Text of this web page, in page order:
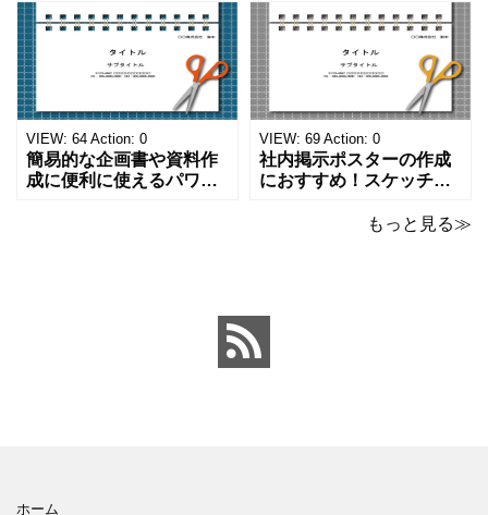
ペンのワンポイントイラ
ストが描かれています。
ご案内やお知らせなど簡
単な資料を時短で作成で
きる便利なフォーマット
になります。 文房具好き
の方、掲示ポスターを作
成をされたい方におす
事をまとめたい時のフォ
ーマットにおすすめしま
す。 ノートタイプのフォ
ーマットで文字入れをし
やすく、壁に貼ってもか
わいいデザインです。お
子さんが見てもテンショ
ンが上がるテンプレ
VIEW: 64 Action: 0
簡易的な企画書や資料作
成に便利に使えるパワー
VIEW: 69 Action: 0
社内掲示ポスターの作成
におすすめ！スケッチブ
なパワーポイントのテン
トにおすすめします。 ダ
ウンロードしてテキス
もっと見る≫
ホーム